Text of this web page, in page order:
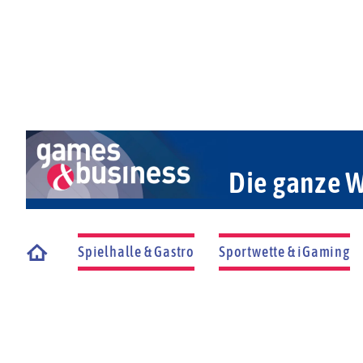
Die ganze
Spielhalle & Gastro Sportwette & iGaming